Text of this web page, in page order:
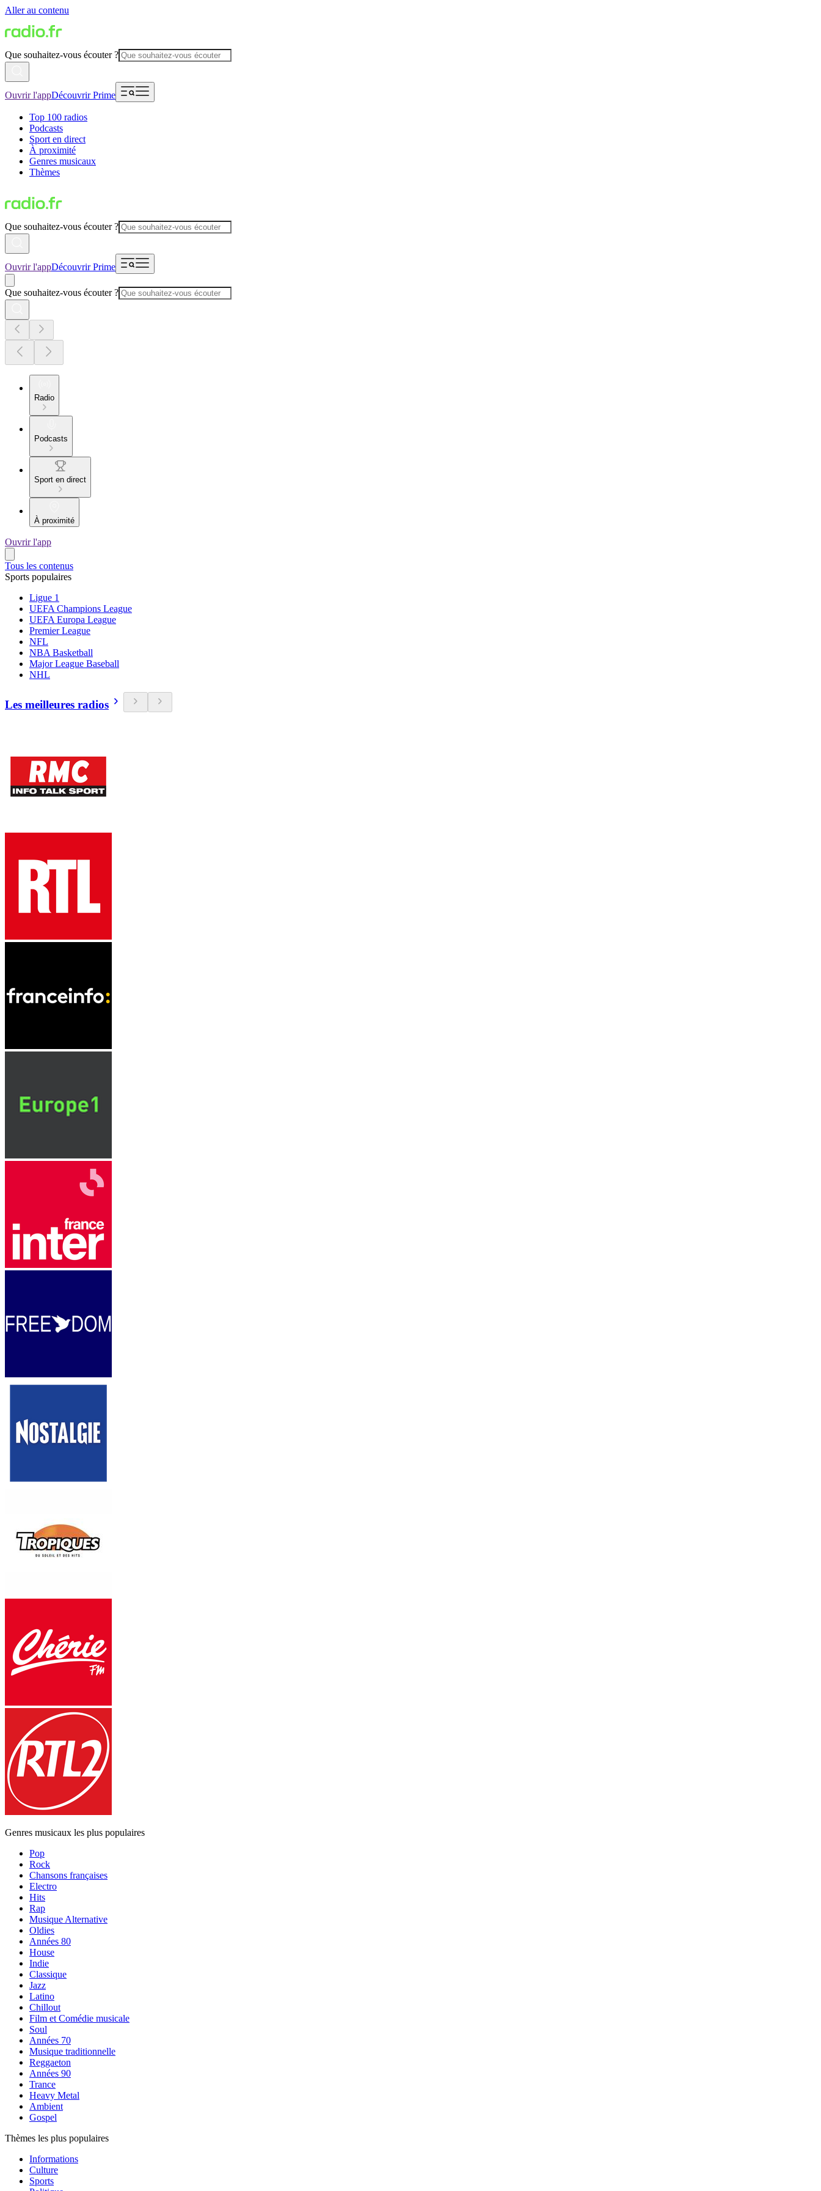
Aller au contenu
Que souhaitez-vous écouter ?
Ouvrir l'appDécouvrir Prime
Top 100 radios
Podcasts
Sport en direct
À proximité
Genres musicaux
Thèmes
Que souhaitez-vous écouter ?
Ouvrir l'appDécouvrir Prime
Que souhaitez-vous écouter ?
Radio
Podcasts
Sport en direct
À proximité
Ouvrir l'app
Tous les contenus
Sports populaires
Ligue 1
UEFA Champions League
UEFA Europa League
Premier League
NFL
NBA Basketball
Major League Baseball
NHL
Les meilleures radios
Genres musicaux les plus populaires
Pop
Rock
Chansons françaises
Electro
Hits
Rap
Musique Alternative
Oldies
Années 80
House
Indie
Classique
Jazz
Latino
Chillout
Film et Comédie musicale
Soul
Années 70
Musique traditionnelle
Reggaeton
Années 90
Trance
Heavy Metal
Ambient
Gospel
Thèmes les plus populaires
Informations
Culture
Sports